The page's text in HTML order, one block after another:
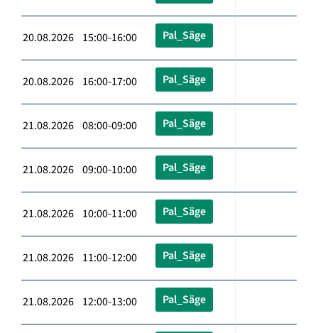
20.08.2026 15:00-16:00 Pal_Säge
20.08.2026 16:00-17:00 Pal_Säge
21.08.2026 08:00-09:00 Pal_Säge
21.08.2026 09:00-10:00 Pal_Säge
21.08.2026 10:00-11:00 Pal_Säge
21.08.2026 11:00-12:00 Pal_Säge
21.08.2026 12:00-13:00 Pal_Säge